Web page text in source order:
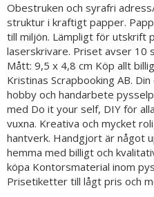
Obestruken och syrafri
struktur i kraftigt papper.
till miljön. Lämpligt för utskrift
laserskrivare. Priset avser 10
Mått: 9,5 x 4,8 cm Köp allt
Kristinas Scrapbooking AB.
hobby och handarbete
med Do it your self, DIY för
vuxna. Kreativa och mycket
hantverk. Handgjort är något
hemma med billigt och
köpa Kontorsmaterial inom
Prisetiketter till lågt pris och